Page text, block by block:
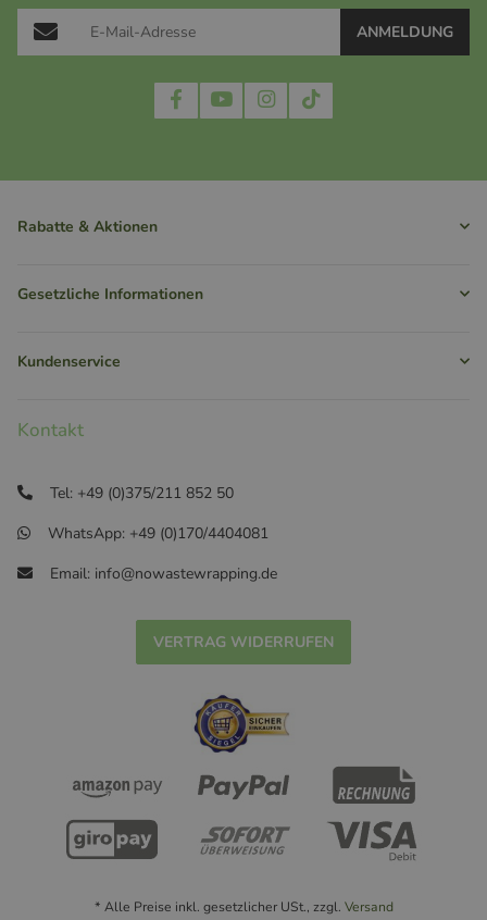
ANMELDUNG
Rabatte & Aktionen
Gesetzliche Informationen
Kundenservice
Kontakt
Tel: +49 (0)375/211 852 50
WhatsApp: +49 (0)170/4404081
Email: info@nowastewrapping.de
VERTRAG WIDERRUFEN
* Alle Preise inkl. gesetzlicher USt., zzgl. Versand